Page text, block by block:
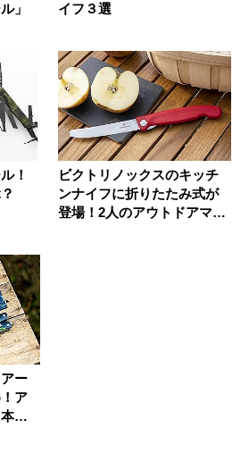
」
イフ３選
！
ビクトリノックスのキッチ
ンナイフに折りたたみ式が
登場！2人のアウトドアマン
ー
ア
持